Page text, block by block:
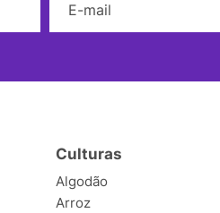
Culturas
Algodão
Arroz